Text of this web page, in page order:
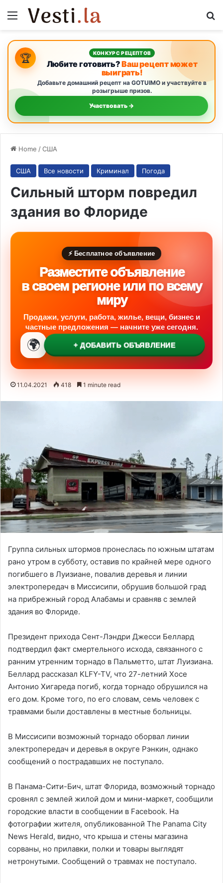
Menu
🏆 КОНКУРС РЕЦЕПТОВ
Любите готовить?Ваш рецепт может
выиграть!
Добавьте домашний рецепт на GOTUIMO и участвуйте в
розыгрыше призов.
Участвовать →
Home /США
США Все новости Криминал Погода
Сильный шторм повредил
здания во Флориде
⚡ Бесплатное объявление
Разместите объявление
в своем регионе или по всему
миру
Продажи, услуги, работа, жилье, вещи, бизнес и
частные предложения — начните уже сегодня.
🌍 + ДОБАВИТЬ ОБЪЯВЛЕНИЕ
11.04.2021 418 1 minute read
Группа сильных штормов пронеслась по южным штатам
рано утром в субботу, оставив по крайней мере одного
погибшего в Луизиане, повалив деревья и линии
электропередач в Миссисипи, обрушив большой град
на прибрежный город Алабамы и сравняв с землей
здания во Флориде.
Президент прихода Сент-Лэндри Джесси Беллард
подтвердил факт смертельного исхода, связанного с
ранним утренним торнадо в Пальметто, штат Луизиана.
Беллард рассказал KLFY-TV, что 27-летний Хосе
Антонио Хигареда погиб, когда торнадо обрушился на
его дом. Кроме того, по его словам, семь человек с
травмами были доставлены в местные больницы.
В Миссисипи возможный торнадо оборвал линии
электропередач и деревья в округе Рэнкин, однако
сообщений о пострадавших не поступало.
В Панама-Сити-Бич, штат Флорида, возможный торнадо
сровнял с землей жилой дом и мини-маркет, сообщили
городские власти в сообщении в Facebook. На
фотографии жителя, опубликованной The Panama City
News Herald, видно, что крыша и стены магазина
сорваны, но прилавки, полки и товары выглядят
нетронутыми. Сообщений о травмах не поступало.